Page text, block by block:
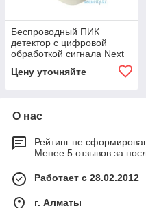
Беспроводный ПИК
детектор с цифровой
обработкой сигнала Next
Цену уточняйте
О нас
Рейтинг не
Менее 5 отзывов за
Работает с 28.02.2012
г. Алматы